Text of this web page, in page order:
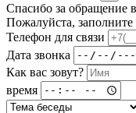
Спасибо за обращение
Пожалуйста, заполните
Телефон для связи
Дата звонка
Как вас зовут?
время